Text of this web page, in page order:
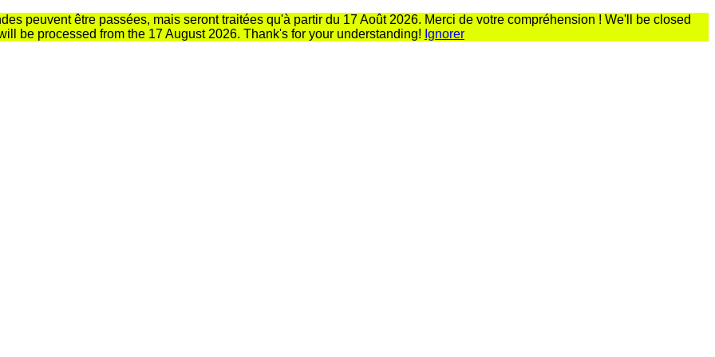
peuvent être passées, mais seront traitées qu'à partir du 17 Août 2026. Merci de votre compréhension ! We'll be closed
be processed from the 17 August 2026. Thank's for your understanding! Ignorer